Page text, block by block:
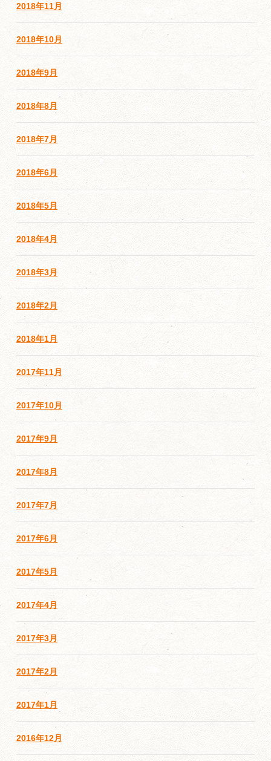
2018年11月
2018年10月
2018年9月
2018年8月
2018年7月
2018年6月
2018年5月
2018年4月
2018年3月
2018年2月
2018年1月
2017年11月
2017年10月
2017年9月
2017年8月
2017年7月
2017年6月
2017年5月
2017年4月
2017年3月
2017年2月
2017年1月
2016年12月